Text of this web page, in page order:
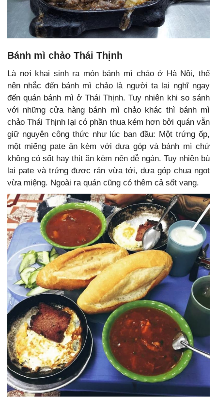
Bánh mì chảo Thái Thịnh
Là nơi khai sinh ra món bánh mì chảo ở Hà Nội, thế
nên nhắc đến bánh mì chảo là người ta lại nghĩ ngay
đến quán bánh mì ở Thái Thịnh. Tuy nhiên khi so sánh
với những cửa hàng bánh mì chảo khác thì bánh mì
chảo Thái Thịnh lại có phần thua kém hơn bởi quán vẫn
giữ nguyên công thức như lúc ban đầu: Một trứng ốp,
một miếng pate ăn kèm với dưa góp và bánh mì chứ
không có sốt hay thịt ăn kèm nên dễ ngán. Tuy nhiên bù
lại pate và trứng được rán vừa tới, dưa góp chua ngọt
vừa miệng. Ngoài ra quán cũng có thêm cả sốt vang.